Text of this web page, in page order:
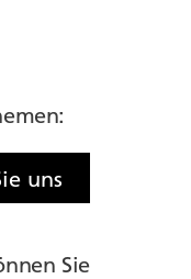
uns
Sie